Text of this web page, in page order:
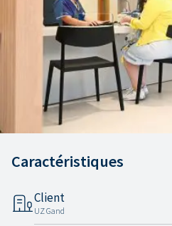
Caractéristiques
Client
UZ Gand